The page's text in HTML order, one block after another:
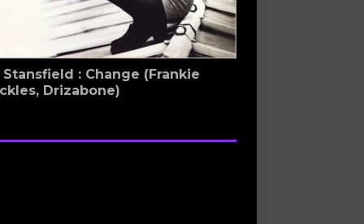
Stansfield : Change (Frankie
Drizabone)